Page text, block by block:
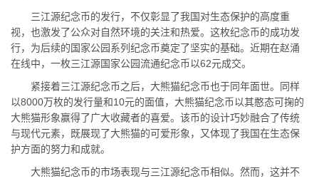
三江源纪念币的发行，不仅彰显了我国对生态保护的高度重
视，也激发了公众对自然环境的关注和热爱。这枚纪念币的成功发
行，为后续的国家公园系列纪念币奠定了坚实的基础。近期在赵涌
在线中，一枚三江源国家公园流通纪念币以62元成交。
紧接着三江源纪念币之后，大熊猫纪念币也于同年面世。同样
以8000万枚的发行量和10元的面值，大熊猫纪念币以其憨态可掬的
大熊猫形象赢得了广大收藏者的喜爱。该币的设计巧妙融合了传统
与现代元素，既展现了大熊猫的可爱形象，又体现了我国在生态保
护方面的努力和成就。
大熊猫纪念币的市场表现与三江源纪念币相似。然而，这并不